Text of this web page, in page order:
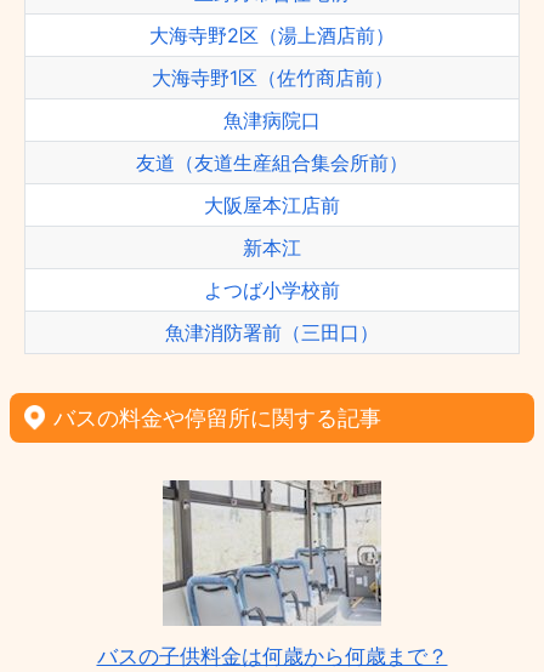
大海寺野2区（湯上酒店前）
大海寺野1区（佐竹商店前）
魚津病院口
友道（友道生産組合集会所前）
大阪屋本江店前
新本江
よつば小学校前
魚津消防署前（三田口）
バスの料金や停留所に関する記事
バスの子供料金は何歳から何歳まで？